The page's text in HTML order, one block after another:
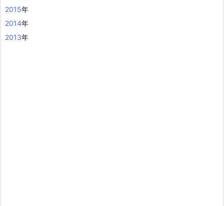
2015年
2014年
2013年